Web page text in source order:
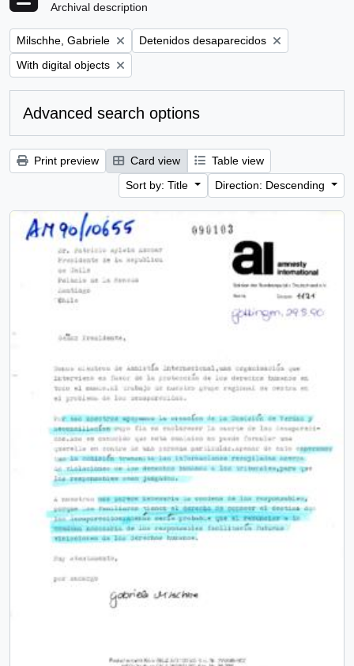
Archival description
Remove filter:
Milschhe, Gabriele Remove filter:
Detenidos desaparecidos
Remove filter:
With digital objects
Advanced search options
Print preview Card view
Table view
Sort by: Title
Direction: Descending